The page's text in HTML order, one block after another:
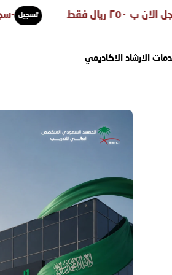
سجل الان ب ٢٥٠ ريال تسجيل
الارشاد الاكاديمي